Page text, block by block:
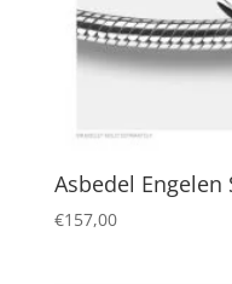
Asbedel
€157,00